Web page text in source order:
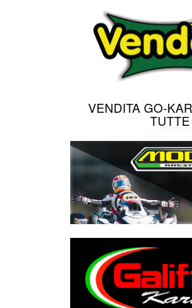
VENDITA GO-